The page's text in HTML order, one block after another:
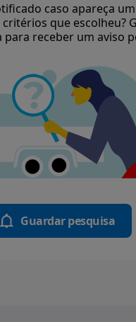
caso apareça
que escolheu?
para receber um aviso
Guardar pesquisa